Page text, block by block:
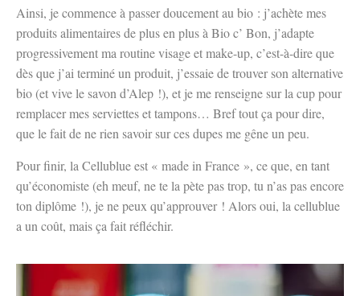
Ainsi, je commence à passer doucement au bio : j’achète mes
produits alimentaires de plus en plus à Bio c’ Bon, j’adapte
progressivement ma routine visage et make-up, c’est-à-dire que
dès que j’ai terminé un produit, j’essaie de trouver son alternative
bio (et vive le savon d’Alep !), et je me renseigne sur la cup pour
remplacer mes serviettes et tampons… Bref tout ça pour dire,
que le fait de ne rien savoir sur ces dupes me gêne un peu.
Pour finir, la Cellublue est « made in France », ce que, en tant
qu’économiste (eh meuf, ne te la pète pas trop, tu n’as pas encore
ton diplôme !), je ne peux qu’approuver ! Alors oui, la cellublue
a un coût, mais ça fait réfléchir.